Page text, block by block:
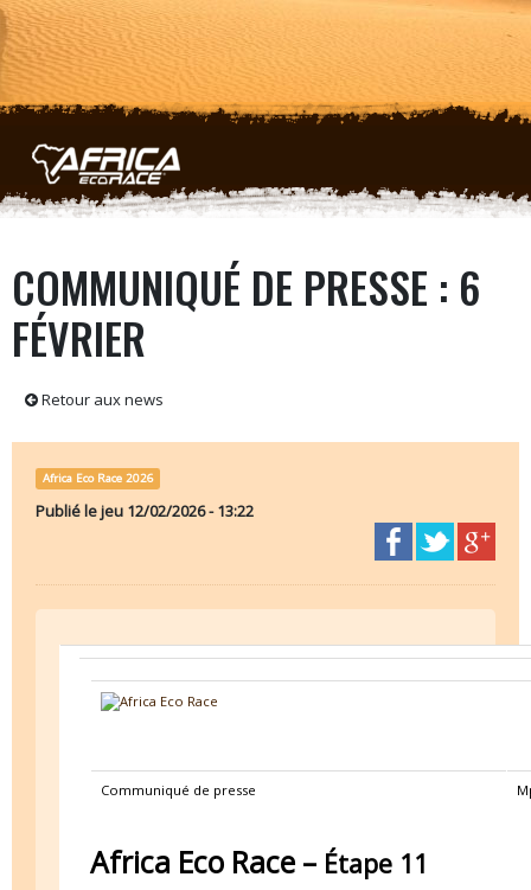
Aller au contenu principal
COMMUNIQUÉ DE PRESSE : 6
FÉVRIER
Retour aux news
Africa Eco Race 2026
Publié lejeu 12/02/2026 - 13:22
Communiqué de presse
Africa Eco Race – Étape 11